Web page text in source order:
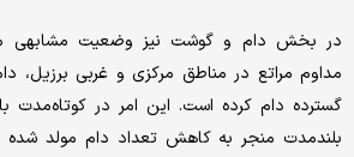
در بخش دام و گوشت نیز وضعیت مشابهی
مداوم مراتع در مناطق مرکزی و غربی برزیل،
گسترده دام کرده است. این امر در کوتاه‌‌مدت
بلندمدت منجر به کاهش تعداد دام مولد شده